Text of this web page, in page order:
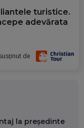
turistice.
adevărata
de
la președinte